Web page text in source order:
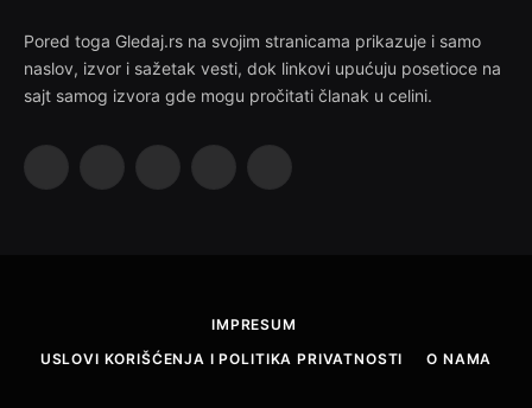
Pored toga Gledaj.rs na svojim stranicama prikazuje i samo
naslov, izvor i sažetak vesti, dok linkovi upućuju posetioce na
sajt samog izvora gde mogu pročitati članak u celini.
Facebook InstagramPinterest YouTube
IMPRESUM
USLOVI KORIŠĆENJA I POLITIKA PRIVATNOSTI
O NAMA